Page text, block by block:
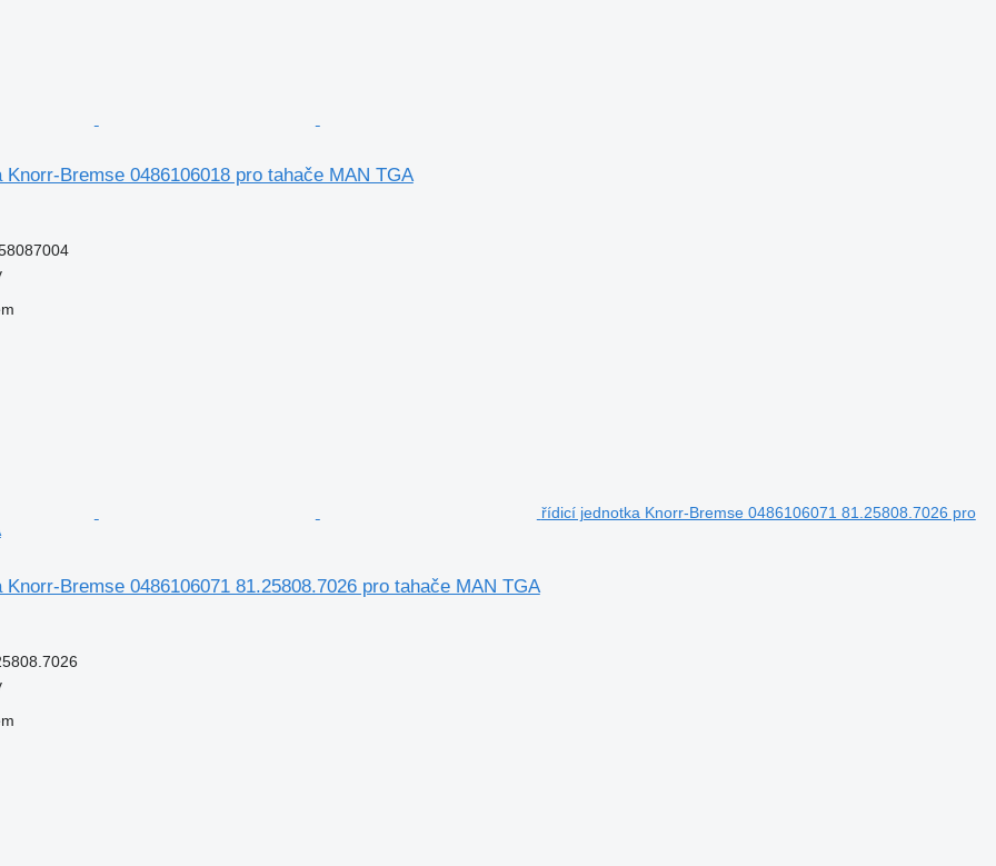
Bremse 0486106018 pro tahače MAN TGA
řídicí jednotka Knorr-Bremse 0486106071 81.25808.7026 pro
Bremse 0486106071 81.25808.7026 pro tahače MAN TGA